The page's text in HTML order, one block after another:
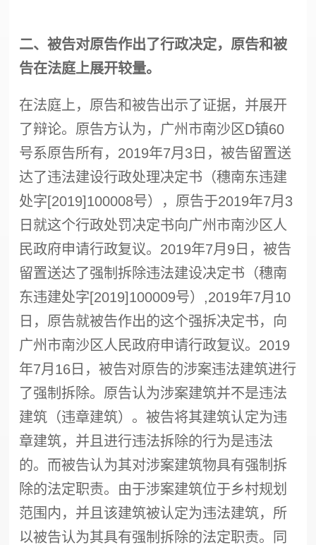
二、被告对原告作出了行政决定，原告和被
告在法庭上展开较量。
在法庭上，原告和被告出示了证据，并展开
了辩论。原告方认为，广州市南沙区D镇60
号系原告所有，2019年7月3日，被告留置送
达了违法建设行政处理决定书（穗南东违建
处字[2019]100008号），原告于2019年7月3
日就这个行政处罚决定书向广州市南沙区人
民政府申请行政复议。2019年7月9日，被告
留置送达了强制拆除违法建设决定书（穗南
东违建处字[2019]100009号）,2019年7月10
日，原告就被告作出的这个强拆决定书，向
广州市南沙区人民政府申请行政复议。2019
年7月16日，被告对原告的涉案违法建筑进行
了强制拆除。原告认为涉案建筑并不是违法
建筑（违章建筑）。被告将其建筑认定为违
章建筑，并且进行违法拆除的行为是违法
的。而被告认为其对涉案建筑物具有强制拆
除的法定职责。由于涉案建筑位于乡村规划
范围内，并且该建筑被认定为违法建筑，所
以被告认为其具有强制拆除的法定职责。同